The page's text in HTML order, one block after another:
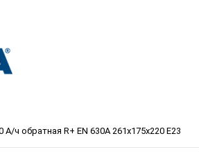
ч обратная R+ EN 630A 261x175x220 E23